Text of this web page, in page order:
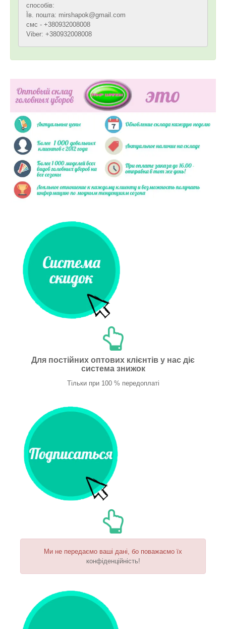
способів:
Їв. пошта: mirshapok@gmail.com
смс - +380932008008
Viber: +380932008008
Для постійних оптових клієнтів у нас діє
система знижок
Тільки при 100 % передоплаті
Ми не передаємо ваші дані, бо поважаємо їх
конфіденційність!